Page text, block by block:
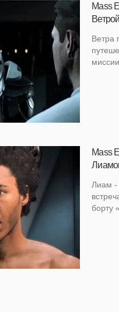
Mass
Ветрой
Ветра
Mass
Лиам -
борту